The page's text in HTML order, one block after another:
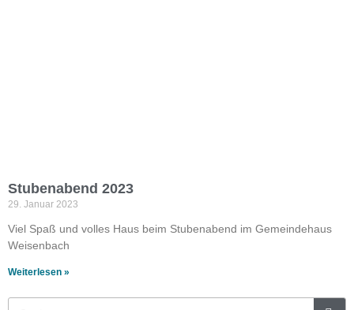
Stubenabend 2023
29. Januar 2023
Viel Spaß und volles Haus beim Stubenabend im Gemeindehaus
Weisenbach
Weiterlesen »